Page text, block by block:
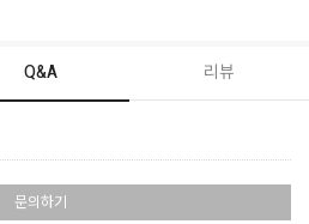
Q&A 리뷰
문의하기